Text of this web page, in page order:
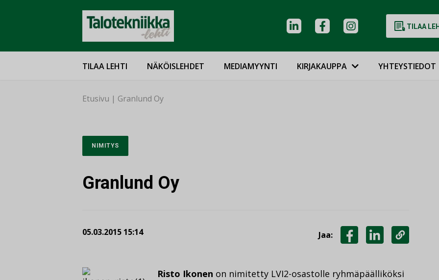
TILAA
TILAA LEHTI NÄKÖISLEHDET MEDIAMYYNTI KIRJAKAUPPA YHTEYSTIEDOT
Etusivu | Granlund Oy
NIMITYS
Granlund Oy
05.03.2015 15:14 Jaa:
Risto Ikonen on nimitetty LVI2-osastolle ryhmäpäälliköksi